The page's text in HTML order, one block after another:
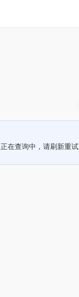
正在查询中，请刷新重试